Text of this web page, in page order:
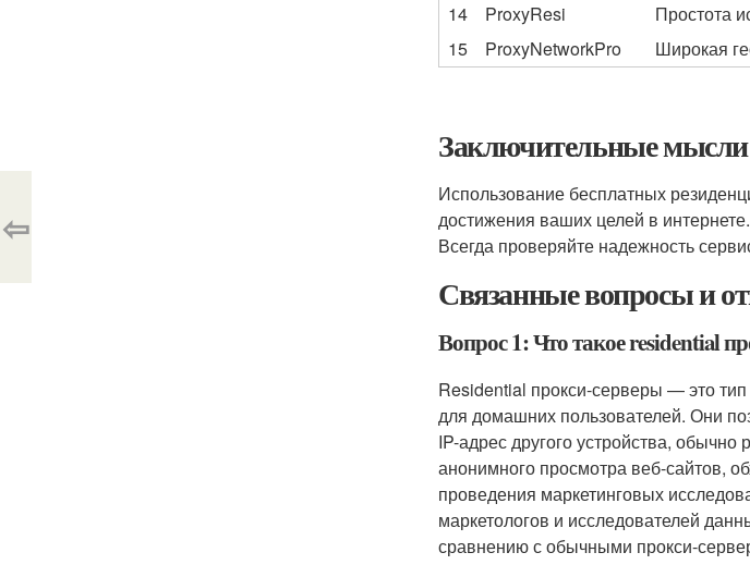
14
ProxyResi Простота
15
ProxyNetworkPro Широкая
Заключительные мысли
Использование бесплатных
достижения ваших целей в
Всегда проверяйте надежность
Связанные вопросы и
Вопрос 1: Что такое residential
Residential прокси-серверы — это
для домашних пользователей. Они
IP-адрес другого устройства,
анонимного просмотра веб-сайтов,
проведения маркетинговых
маркетологов и исследователей
сравнению с обычными прокси-
⇦